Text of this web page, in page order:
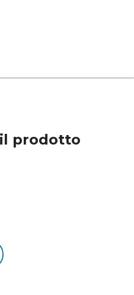
prodotto